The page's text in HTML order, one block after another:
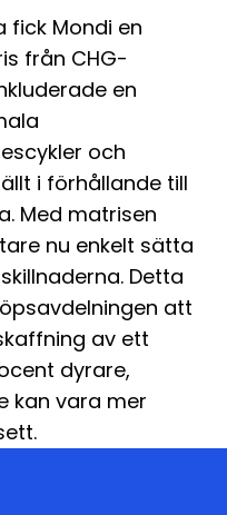
fick Mondi en
från CHG-
en
och
i förhållande till
Med matrisen
nu enkelt sätta
Detta
att
av ett
dyrare,
kan vara mer